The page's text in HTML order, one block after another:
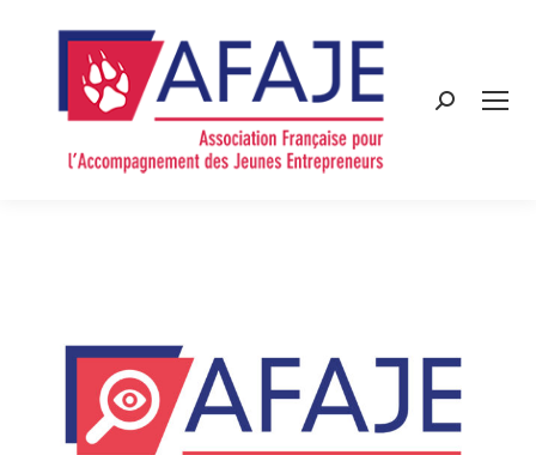
Search: